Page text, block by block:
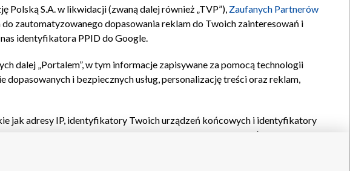
S.A. w likwidacji (zwaną dalej również „TVP”), Zaufanych Partnerów
zautomatyzowanego dopasowania reklam do Twoich zainteresowań i
identyfikatora PPID do Google.
dalej „Portalem”, w tym informacje zapisywane za pomocą technologii
i bezpiecznych usług, personalizację treści oraz reklam,
jak adresy IP, identyfikatory Twoich urządzeń końcowych i identyfikatory
oraz pozostałych
do nich, wyboru podstawowych reklam, wyboru spersonalizowanych
treści, pomiaru wydajności reklam, pomiaru wydajności